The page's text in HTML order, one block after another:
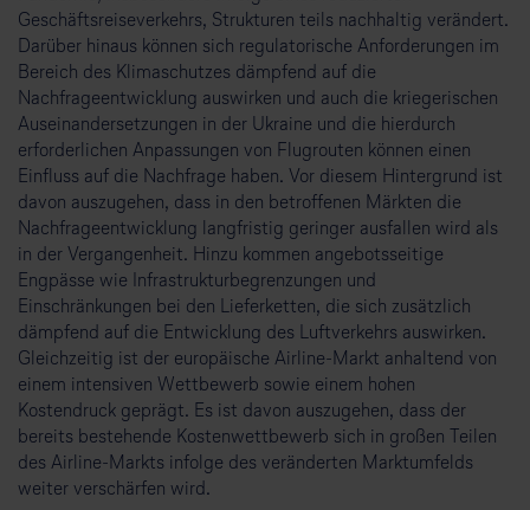
Geschäftsreiseverkehrs, Strukturen teils nachhaltig verändert.
Darüber hinaus können sich regulatorische Anforderungen im
Bereich des Klimaschutzes dämpfend auf die
Nachfrageentwicklung auswirken und auch die kriegerischen
Auseinandersetzungen in der Ukraine und die hierdurch
erforderlichen Anpassungen von Flugrouten können einen
Einfluss auf die Nachfrage haben. Vor diesem Hintergrund ist
davon auszugehen, dass in den betroffenen Märkten die
Nachfrageentwicklung langfristig geringer ausfallen wird als
in der Vergangenheit. Hinzu kommen angebotsseitige
Engpässe wie Infrastrukturbegrenzungen und
Einschränkungen bei den Lieferketten, die sich zusätzlich
dämpfend auf die Entwicklung des Luftverkehrs auswirken.
Gleichzeitig ist der europäische Airline-Markt anhaltend von
einem intensiven Wettbewerb sowie einem hohen
Kostendruck geprägt. Es ist davon auszugehen, dass der
bereits bestehende Kostenwettbewerb sich in großen Teilen
des Airline-Markts infolge des veränderten Marktumfelds
weiter verschärfen wird.